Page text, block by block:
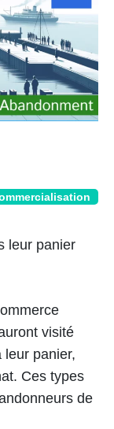
leur panier
visité
leur panier,
Ces types
de